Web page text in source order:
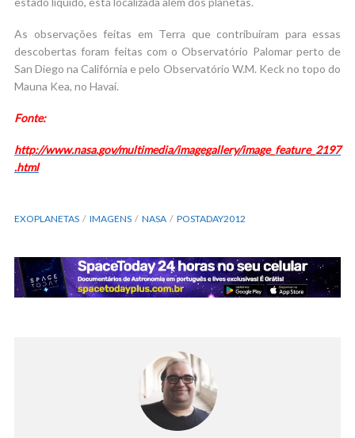
As observações feitas em Terra que contribuíram para essas
descobertas foram feitas com o Observatório Palomar perto de
San Diego na Califórnia e pelo Observatório W.M. Keck no topo do
Mauna Kea, no Havaí.
Fonte:
http://www.nasa.gov/multimedia/imagegallery/image_feature_2197
.html
EXOPLANETAS IMAGENS NASA POSTADAY2012